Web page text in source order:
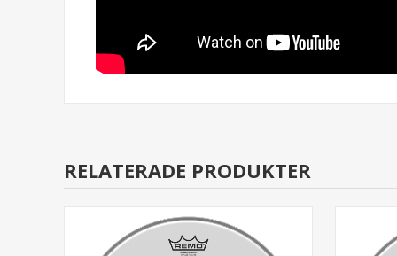
RELATERADE PRODUKTER